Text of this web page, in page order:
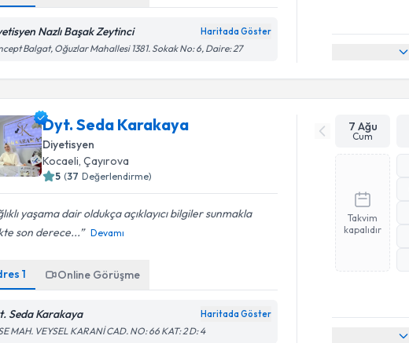
Nazlı Başak Zeytinci Haritada Göster
Balgat, Oğuzlar Mahallesi 1381. Sokak No: 6, Daire: 27
Dyt. Seda Karakaya
Diyetisyen
Kocaeli,Çayırova
5 (37 Değerlendirme)
yaşama dair oldukça açıklayıcı bilgiler sunmakla
son derece...
Devamı
1 Online Görüşme
Seda Karakaya Haritada Göster
MAH. VEYSEL KARANİ CAD. NO: 66 KAT: 2 D: 4
7 Ağu
Cum
Takvim
kapalıdır